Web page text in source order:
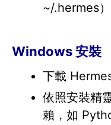
~/.hermes）
Windows 安裝
下載
依照安裝精
賴，如